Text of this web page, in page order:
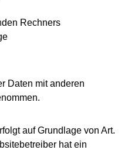
Rechners
Daten mit anderen
auf Grundlage von Art.
hat ein